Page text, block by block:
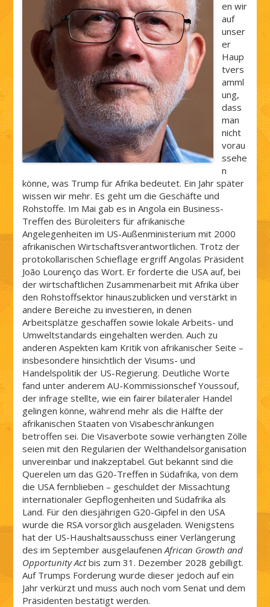
en wir
auf
unser
er
Haup
tvers
amml
ung,
dass
man
nicht
vorau
ssehe
n
könne, was Trump für Afrika bedeutet. Ein Jahr später
wissen wir mehr. Es geht um die Geschäfte und
Rohstoffe. Im Mai gab es in Angola ein Business-
Treffen des Büroleiters für afrikanische
Angelegenheiten im US-Außenministerium mit 2000
afrikanischen Wirtschaftsverantwortlichen. Trotz der
protokollarischen Schieflage ergriff Angolas Präsident
João Lourenço das Wort. Er forderte die USA auf, bei
der wirtschaftlichen Zusammenarbeit mit Afrika über
den Rohstoffsektor hinauszublicken und verstärkt in
andere Bereiche zu investieren, in denen
Arbeitsplätze geschaffen sowie lokale Arbeits- und
Umweltstandards eingehalten werden. Auch zu
anderen Aspekten kam Kritik von afrikanischer Seite –
insbesondere hinsichtlich der Visums- und
Handelspolitik der US-Regierung. Deutliche Worte
fand unter anderem AU-Kommissionschef Youssouf,
der infrage stellte, wie ein fairer bilateraler Handel
gelingen könne, während mehr als die Hälfte der
afrikanischen Staaten von Visabeschränkungen
betroffen sei. Die Visaverbote sowie verhängten Zölle
seien mit den Regularien der Welthandelsorganisation
unvereinbar und inakzeptabel. Gut bekannt sind die
Querelen um das G20-Treffen in Südafrika, von dem
die USA fernblieben – geschuldet der Missachtung
internationaler Gepflogenheiten und Südafrika als
Land. Für den diesjährigen G20-Gipfel in den USA
wurde die RSA vorsorglich ausgeladen. Wenigstens
hat der US-Haushaltsausschuss einer Verlängerung
des im September ausgelaufenenAfrican Growth and
Opportunity Actbis zum 31. Dezember 2028 gebilligt.
Auf Trumps Forderung wurde dieser jedoch auf ein
Jahr verkürzt und muss auch noch vom Senat und dem
Präsidenten bestätigt werden.